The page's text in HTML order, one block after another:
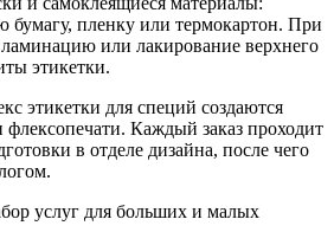
бумагу, пленку или термокартон. При
или лакирование верхнего
этикетки.
этикетки для специй создаются
Каждый заказ проходит
в отделе дизайна, после чего
услуг для больших и малых